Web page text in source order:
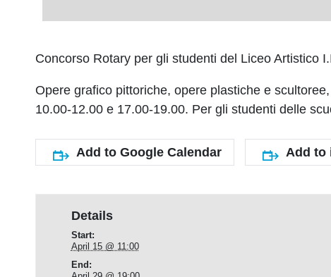
Concorso Rotary per gli studenti del Liceo Artistico
Opere grafico pittoriche, opere plastiche e
10.00-12.00 e 17.00-19.00. Per gli studenti delle
Add to Google Calendar Add to
Details
Start:
April 15 @ 11:00
End: